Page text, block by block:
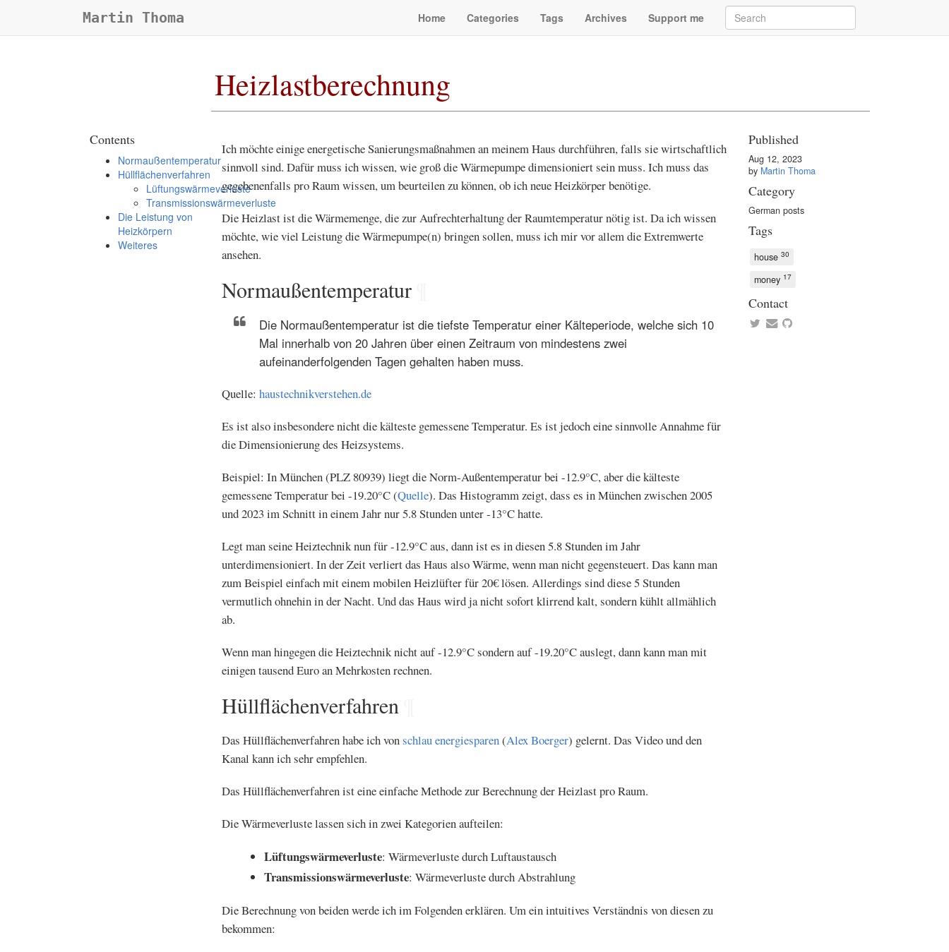
Martin Thoma Home Categories Tags Archives Support me
Heizlastberechnung
Contents
Normaußentemperatur
Hüllflächenverfahren
Lüftungswärmeverluste
Transmissionswärmeverluste
Die Leistung von
Heizkörpern
Weiteres
Ich möchte einige energetische Sanierungsmaßnahmen an meinem Haus durchführen, falls sie wirtschaftlich
sinnvoll sind. Dafür muss ich wissen, wie groß die Wärmepumpe dimensioniert sein muss. Ich muss das
gegebenenfalls pro Raum wissen, um beurteilen zu können, ob ich neue Heizkörper benötige.
Die Heizlast ist die Wärmemenge, die zur Aufrechterhaltung der Raumtemperatur nötig ist. Da ich wissen
möchte, wie viel Leistung die Wärmepumpe(n) bringen sollen, muss ich mir vor allem die Extremwerte
ansehen.
Normaußentemperatur¶
Die Normaußentemperatur ist die tiefste Temperatur einer Kälteperiode, welche sich 10
Mal innerhalb von 20 Jahren über einen Zeitraum von mindestens zwei
aufeinanderfolgenden Tagen gehalten haben muss.
Quelle: haustechnikverstehen.de
Es ist also insbesondere nicht die kälteste gemessene Temperatur. Es ist jedoch eine sinnvolle Annahme für
die Dimensionierung des Heizsystems.
Beispiel: In München (PLZ 80939) liegt die Norm-Außentemperatur bei -12.9°C, aber die kälteste
gemessene Temperatur bei -19.20°C (Quelle). Das Histogramm zeigt, dass es in München zwischen 2005
und 2023 im Schnitt in einem Jahr nur 5.8 Stunden unter -13°C hatte.
Legt man seine Heiztechnik nun für -12.9°C aus, dann ist es in diesen 5.8 Stunden im Jahr
unterdimensioniert. In der Zeit verliert das Haus also Wärme, wenn man nicht gegensteuert. Das kann man
zum Beispiel einfach mit einem mobilen Heizlüfter für 20€ lösen. Allerdings sind diese 5 Stunden
vermutlich ohnehin in der Nacht. Und das Haus wird ja nicht sofort klirrend kalt, sondern kühlt allmählich
ab.
Wenn man hingegen die Heiztechnik nicht auf -12.9°C sondern auf -19.20°C auslegt, dann kann man mit
einigen tausend Euro an Mehrkosten rechnen.
Hüllflächenverfahren¶
Das Hüllflächenverfahren habe ich vonschlau energiesparen(Alex Boerger) gelernt. Das Video und den
Kanal kann ich sehr empfehlen.
Das Hüllflächenverfahren ist eine einfache Methode zur Berechnung der Heizlast pro Raum.
Die Wärmeverluste lassen sich in zwei Kategorien aufteilen:
Lüftungswärmeverluste: Wärmeverluste durch Luftaustausch
Transmissionswärmeverluste: Wärmeverluste durch Abstrahlung
Die Berechnung von beiden werde ich im Folgenden erklären. Um ein intuitives Verständnis von diesen zu
bekommen:
Published
Aug 12, 2023
by Martin Thoma
Category
German posts
Tags
house30
money 17
Contact